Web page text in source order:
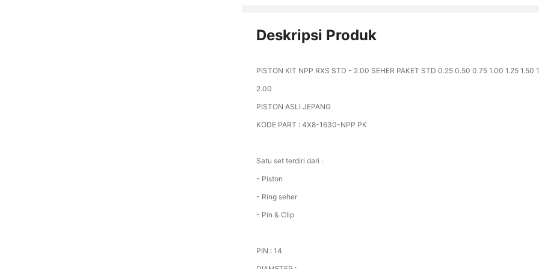
Deskripsi Produk
PISTON KIT NPP RXS STD - 2.00 SEHER PAKET STD 0.25 0.50 0.75 1.00 1.25 1.50
2.00
PISTON ASLI JEPANG
KODE PART : 4X8-1630-NPP PK
Satu set terdiri dari :
- Piston
- Ring seher
- Pin & Clip
PIN : 14